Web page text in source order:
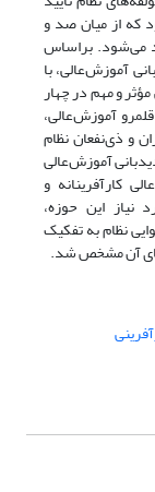
که از میان صد و
می‌شود. براساس
آموزش‌عالی، با
و مهم در چهار
آموزش‌عالی،
و ذی‌نفعان نظام
آموزش‌عالی
کارآفرینانه و
نیاز این حوزه،
نظام به تفکیک
آن مشخص شد.